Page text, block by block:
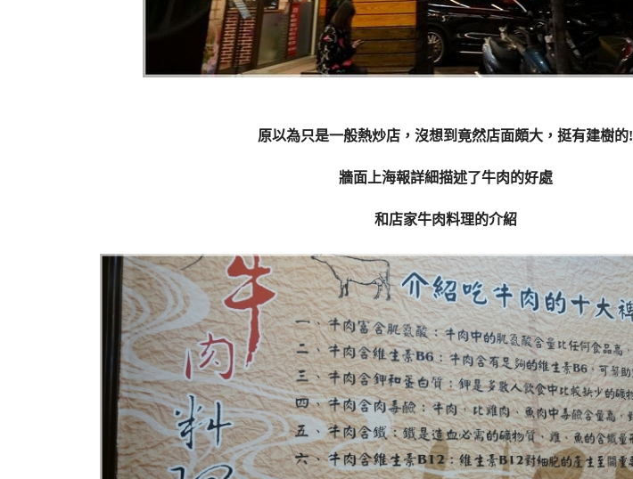
原以為只是一般熱炒店，沒想到竟然店面頗大，挺有建樹的!
牆面上海報詳細描述了牛肉的好處
和店家牛肉料理的介紹